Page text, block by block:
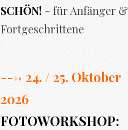
SCHÖN! - für Anfänger &
Fortgeschrittene
---> 24. / 25. Oktober
2026
FOTOWORKSHOP: